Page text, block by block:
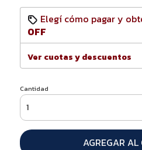
Elegí cómo pagar y
OFF
Ver cuotas y descuentos
Cantidad
AGREGAR AL